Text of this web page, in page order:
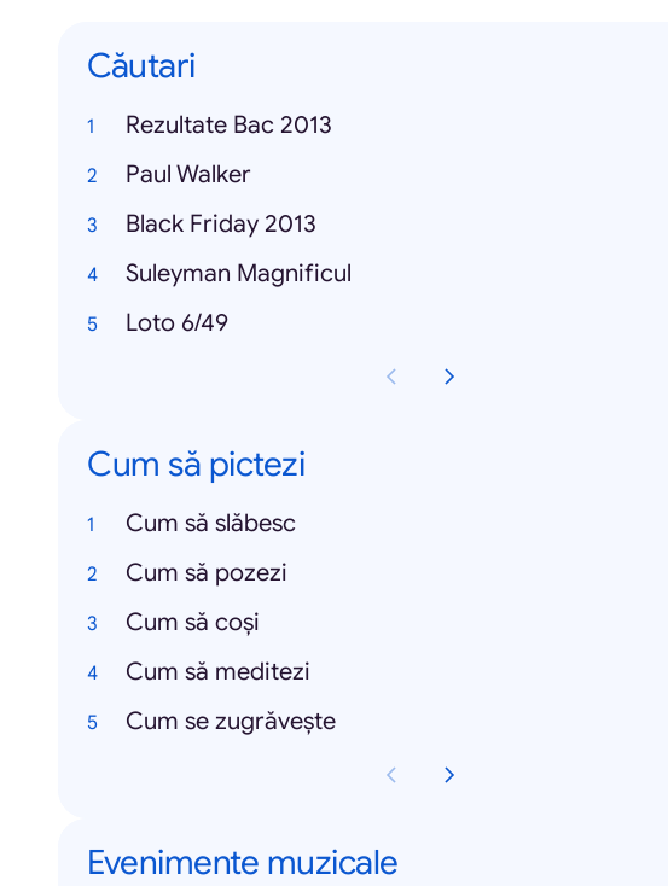
Căutari
Rezultate Bac 2013
Paul Walker
Black Friday 2013
Suleyman Magnificul
Loto 6/49
Cum să pictezi
Cum să slăbesc
Cum să pozezi
Cum să coși
Cum să meditezi
Cum se zugrăvește
Evenimente muzicale